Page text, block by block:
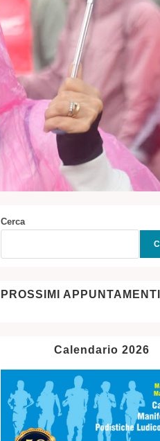
Cerca
PROSSIMI APPUNTAMENTI
Calendario 2026